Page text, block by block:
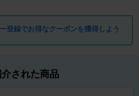
登録でお得なクーポンを獲得しよう
された商品